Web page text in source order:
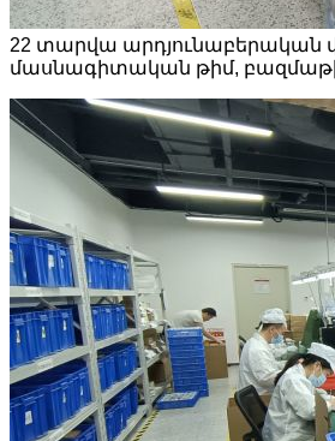
22 տարվա արդյունաբերական
մասնագիտական ​​թիմ,